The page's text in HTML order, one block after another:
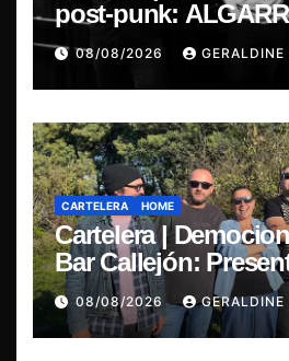
post-punk:
presenta “Cantos de
08/08/2026 GERALDINE
CARTELERA HOME
Cartelera |
Bar Callejón:
de su EP y estreno
“Mujer Escarlata”
08/08/2026 GERALDINE